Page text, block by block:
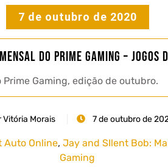
7 de outubro de 2020
do Prime Gaming – Jogos
Gaming, edição de outubro.
Vitória Morais 7 de outubro de
Auto Online, Jay and SIlent Bob:
Gaming